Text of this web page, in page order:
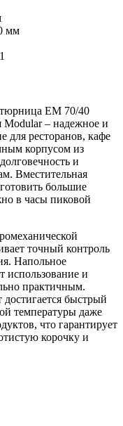
мм
EM 70/40
Modular – надежное и
для ресторанов, кафе
корпусом из
и
Вместительная
большие
в часы пиковой
точный контроль
Напольное
использование и
практичным.
быстрый
температуры даже
что гарантирует
корочку и